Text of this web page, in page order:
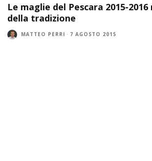
Le maglie del Pescara 2015-
della tradizione
MATTEO PERRI · 7 AGOSTO 2015